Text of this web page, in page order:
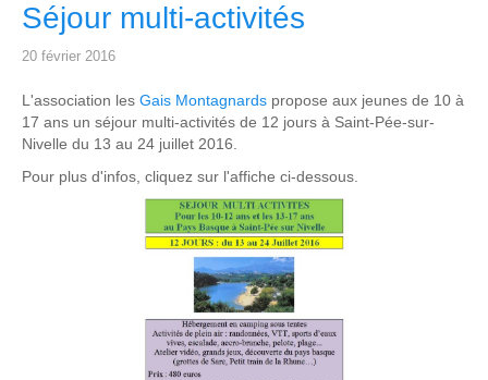
Séjour multi-activités
20 février 2016
L'association les Gais Montagnards propose aux jeunes de 10 à
17 ans un séjour multi-activités de 12 jours à Saint-Pée-sur-
Nivelle du 13 au 24 juillet 2016.
Pour plus d'infos, cliquez sur l'affiche ci-dessous.